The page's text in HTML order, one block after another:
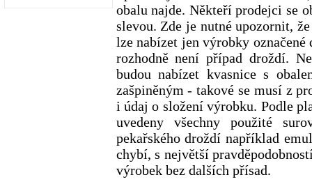
obalu najde. Někteří prodejci se
slevou. Zde je nutné upozornit,
lze nabízet jen výrobky
rozhodně není případ droždí.
budou nabízet kvasnice s
zašpiněným - takové se musí z
i údaj o složení výrobku. Podle
uvedeny všechny použité
pekařského droždí například
chybí, s největší
výrobek bez dalších přísad.